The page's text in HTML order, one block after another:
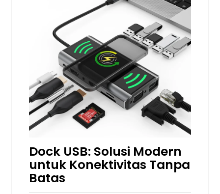
Dock USB: Solusi Modern
untuk Konektivitas Tanpa
Batas